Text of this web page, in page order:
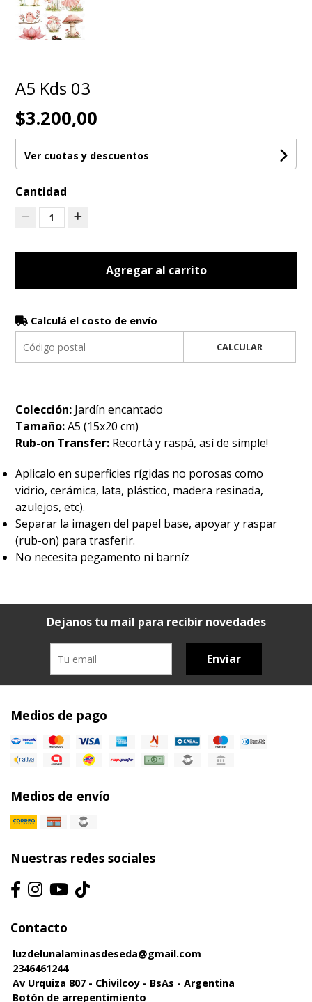
A5 Kds 03
$3.200,00
Ver cuotas y descuentos
Cantidad
1
Agregar al carrito
Calculá el costo de envío
CALCULAR
Colección: Jardín encantado
Tamaño:A5 (15x20 cm)
Rub-on Transfer: Recortá y raspá, así de simple!
Aplicalo en superficies rígidas no porosas como
vidrio, cerámica, lata, plástico, madera resinada,
azulejos, etc).
Separar la imagen del papel base, apoyar y raspar
(rub-on) para trasferir.
No necesita pegamento ni barníz
Dejanos tu mail para recibir novedades
Enviar
Medios de pago
Medios de envío
Nuestras redes sociales
Contacto
luzdelunalaminasdeseda@gmail.com
2346461244
Av Urquiza 807 - Chivilcoy - BsAs - Argentina
Botón de arrepentimiento